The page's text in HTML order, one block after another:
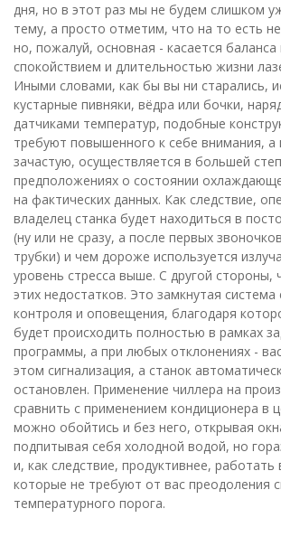
дня, но в этот раз мы не будем слишком
тему, а просто отметим, что на то есть
но, пожалуй, основная - касается
спокойствием и длительностью жизни
Иными словами, как бы вы ни старались,
кустарные пивняки, вёдра или бочки,
датчиками температур, подобные
требуют повышенного к себе внимания, а
зачастую, осуществляется в большей
предположениях о состоянии
на фактических данных. Как следствие,
владелец станка будет находиться в
(ну или не сразу, а после первых
трубки) и чем дороже используется
уровень стресса выше. С другой стороны,
этих недостатков. Это замкнутая система
контроля и оповещения, благодаря
будет происходить полностью в рамках
программы, а при любых отклонениях -
этом сигнализация, а станок
остановлен. Применение чиллера на
сравнить с применением кондиционера в
можно обойтись и без него, открывая
подпитывая себя холодной водой, но
и, как следствие, продуктивнее, работать
которые не требуют от вас преодоления
температурного порога.